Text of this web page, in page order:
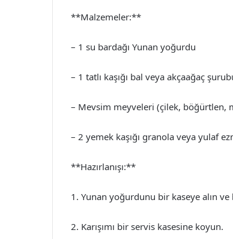
**Malzemeler:**
– 1 su bardağı Yunan yoğurdu
– 1 tatlı kaşığı bal veya akçaağaç
– Mevsim meyveleri (çilek, böğürtlen,
– 2 yemek kaşığı granola veya yulaf
**Hazırlanışı:**
1. Yunan yoğurdunu bir kaseye alın ve
2. Karışımı bir servis kasesine koyun.